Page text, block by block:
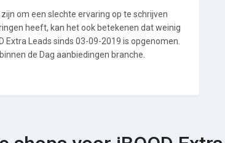
om een slechte ervaring op te schrijven
heeft, kan het ook betekenen dat weinig
Leads sinds 03-09-2019 is opgenomen.
de Dag aanbiedingen branche.